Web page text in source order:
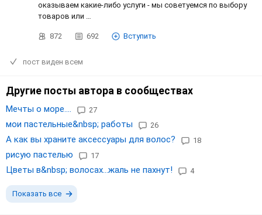
оказываем какие-либо услуги - мы советуемся по выбору
товаров или …
872 692 Вступить
пост виден всем
Другие посты автора в сообществах
Мечты о море.... 27
мои пастельные&nbsp; работы 26
А как вы храните аксессуары для волос? 18
рисую пастелью 17
Цветы в&nbsp; волосах...жаль не пахнут! 4
Показать все